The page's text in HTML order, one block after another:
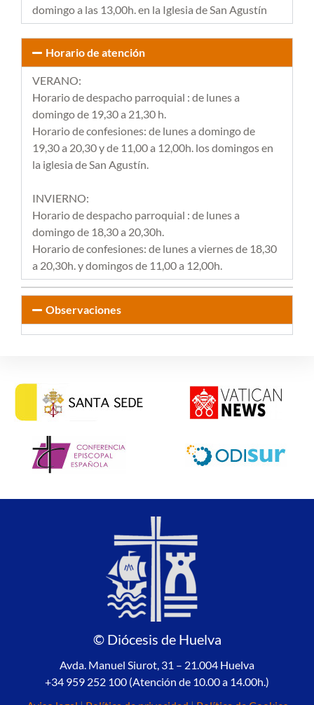
domingo a las 13,00h. en la Iglesia de San Agustín
Horario de atención
VERANO:
Horario de despacho parroquial : de lunes a
domingo de 19,30 a 21,30 h.
Horario de confesiones: de lunes a domingo de
19,30 a 20,30 y de 11,00 a 12,00h. los domingos en
la iglesia de San Agustín.
INVIERNO:
Horario de despacho parroquial : de lunes a
domingo de 18,30 a 20,30h.
Horario de confesiones: de lunes a viernes de 18,30
a 20,30h. y domingos de 11,00 a 12,00h.
Observaciones
© Diócesis de Huelva
Avda. Manuel Siurot, 31 – 21.004 Huelva
+34 959 252 100 (Atención de 10.00 a 14.00h.)